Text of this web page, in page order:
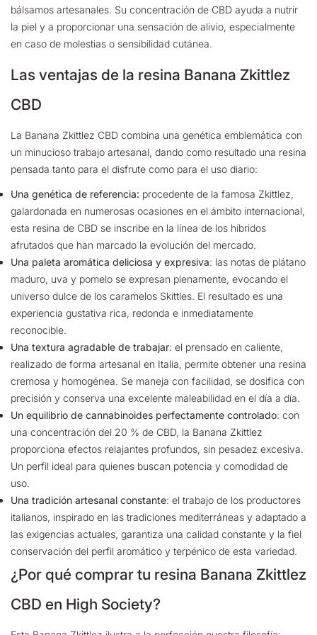
bálsamos artesanales. Su concentración de CBD ayuda a nutrir
la piel y a proporcionar una sensación de alivio, especialmente
en caso de molestias o sensibilidad cutánea.
Las ventajas de la resina Banana Zkittlez
CBD
La Banana Zkittlez CBD combina una genética emblemática con
un minucioso trabajo artesanal, dando como resultado una resina
pensada tanto para el disfrute como para el uso diario:
Una genética de referencia: procedente de la famosa Zkittlez,
galardonada en numerosas ocasiones en el ámbito internacional,
esta resina de CBD se inscribe en la línea de los híbridos
afrutados que han marcado la evolución del mercado.
Una paleta aromática deliciosa y expresiva: las notas de plátano
maduro, uva y pomelo se expresan plenamente, evocando el
universo dulce de los caramelos Skittles. El resultado es una
experiencia gustativa rica, redonda e inmediatamente
reconocible.
Una textura agradable de trabajar: el prensado en caliente,
realizado de forma artesanal en Italia, permite obtener una resina
cremosa y homogénea. Se maneja con facilidad, se dosifica con
precisión y conserva una excelente maleabilidad en el día a día.
Un equilibrio de cannabinoides perfectamente controlado: con
una concentración del 20 % de CBD, la Banana Zkittlez
proporciona efectos relajantes profundos, sin pesadez excesiva.
Un perfil ideal para quienes buscan potencia y comodidad de
uso.
Una tradición artesanal constante: el trabajo de los productores
italianos, inspirado en las tradiciones mediterráneas y adaptado a
las exigencias actuales, garantiza una calidad constante y la fiel
conservación del perfil aromático y terpénico de esta variedad.
¿Por qué comprar tu resina Banana Zkittlez
CBD en High Society?